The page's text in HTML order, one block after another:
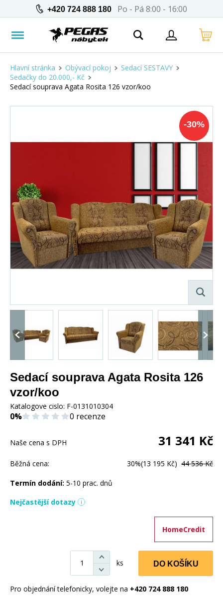
+420 724 888 180 Po - Pá 8:00 - 16:00
Hlavní stránka Obývací pokoj
Sedací SESTAVY
Sedačky do 20.000,- Kč
Sedací souprava Agata Rosita 126 vzor/koo
-30%
Sedací souprava Agata Rosita 126
vzor/koo
Katalogove cislo: F-0131010304
0% 0 recenze
Naše cena s DPH 31 341 Kč
Běžná cena: 30%(13 195 Kč) 44 536 Kč
Termín dodání: 5-10 prac. dnů
Nejčastější dotazy
HomeCredit
ks DO KOŠÍKU
Pro objednání telefonicky, volejte na +420 724 888 180